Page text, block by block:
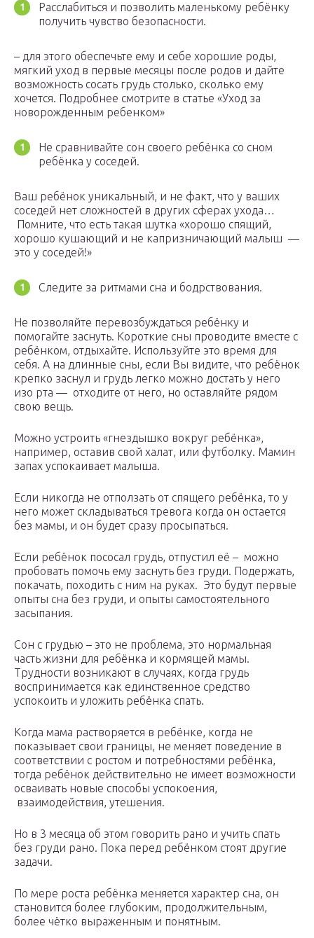
Расслабиться и позволить маленькому ребёнку
получить чувство безопасности.
– для этого обеспечьте ему и себе хорошие роды,
мягкий уход в первые месяцы после родов и дайте
возможность сосать грудь столько, сколько ему
хочется. Подробнее смотрите в статье «Уход за
новорожденным ребенком»
Не сравнивайте сон своего ребёнка со сном
ребёнка у соседей.
Ваш ребёнок уникальный, и не факт, что у ваших
соседей нет сложностей в других сферах ухода…
Помните, что есть такая шутка «хорошо спящий,
хорошо кушающий и не капризничающий малыш —
это у соседей!»
Следите за ритмами сна и бодрствования.
Не позволяйте перевозбуждаться ребёнку и
помогайте заснуть. Короткие сны проводите вместе с
ребёнком, отдыхайте. Используйте это время для
себя. А на длинные сны, если Вы видите, что ребёнок
крепко заснул и грудь легко можно достать у него
изо рта — отходите от него, но оставляйте рядом
свою вещь.
Можно устроить «гнездышко вокруг ребёнка»,
например, оставив свой халат, или футболку. Мамин
запах успокаивает малыша.
Если никогда не отползать от спящего ребёнка, то у
него может складываться тревога когда он остается
без мамы, и он будет сразу просыпаться.
Если ребёнок пососал грудь, отпустил её – можно
пробовать помочь ему заснуть без груди. Подержать,
покачать, походить с ним на руках. Это будут первые
опыты сна без груди, и опыты самостоятельного
засыпания.
Сон с грудью – это не проблема, это нормальная
часть жизни для ребёнка и кормящей мамы.
Трудности возникают в случаях, когда грудь
воспринимается как единственное средство
успокоить и уложить ребёнка спать.
Когда мама растворяется в ребёнке, когда не
показывает свои границы, не меняет поведение в
соответствии с ростом и потребностями ребёнка,
тогда ребёнок действительно не имеет возможности
осваивать новые способы успокоения,
взаимодействия, утешения.
Но в 3 месяца об этом говорить рано и учить спать
без груди рано. Пока перед ребёнком стоят другие
задачи.
По мере роста ребёнка меняется характер сна, он
становится более глубоким, продолжительным,
более чётко выраженным и понятным.